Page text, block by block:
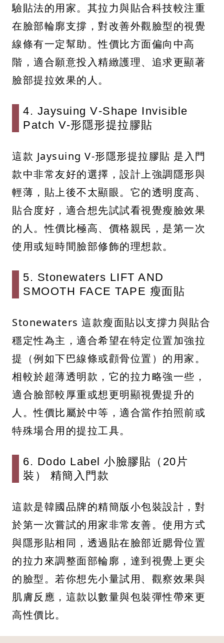
驗貼法的用家。其拉力與貼合科技較注重
在臉部輪廓支撐，對改善外觀臉型的視覺
線條有一定幫助。性價比方面偏向中高
階，適合願意投入精緻護理、追求更顯著
臉部提拉效果的人。
4. Jaysuing V‑Shape Invisible
Patch V-形隱形提拉膠貼
這款 Jaysuing V-形隱形提拉膠貼 是入門
款中非常友好的選擇，設計上強調隱形與
輕薄，貼上後不太顯眼。它的透明度高、
貼合度好，適合想先試試看視覺瘦臉效果
的人。性價比極高、價格親民，是第一次
使用或短時間臉部修飾的理想款。
5. Stonewaters LIFT AND
SMOOTH FACE TAPE 瘦面貼
Stonewaters 這款瘦面貼以支撐力與貼合
穩定性為主，適合希望在特定位置加強拉
提（例如下巴線條或顴骨位置）的用家。
相較於超薄透明款，它的拉力略強一些，
適合臉部較厚重或想更明顯視覺提升的
人。性價比屬於中等，適合當作拍照前或
特殊場合用的提拉工具。
6. Dodo Label 小臉膠貼（20片
裝） 精簡入門款
這款是韓國品牌的精簡版小包裝設計，對
於第一次嘗試的用家非常友善。使用方式
與隱形貼相同，透過貼在臉部近腮骨位置
的拉力來調整面部輪廓，達到視覺上更尖
的臉型。若你想先小量試用、觀察效果與
肌膚反應，這款以數量與包裝彈性帶來更
高性價比。